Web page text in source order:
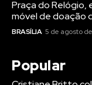
Praça do Relógio,
móvel de doação
BRASÍLIA 5 de agosto
Popular